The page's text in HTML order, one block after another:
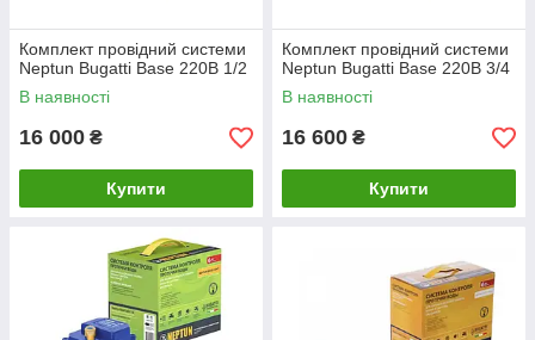
Комплект провідний системи
Neptun Bugatti Base 220B 1/2
В наявності
16 000 ₴
Купити
Комплект провідний системи
Neptun Bugatti Base 220B 3/4
В наявності
16 600 ₴
Купити